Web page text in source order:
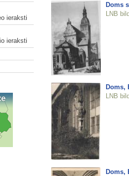
ieraksti
ieraksti
Doms
LNB
Doms,
LNB
Doms,